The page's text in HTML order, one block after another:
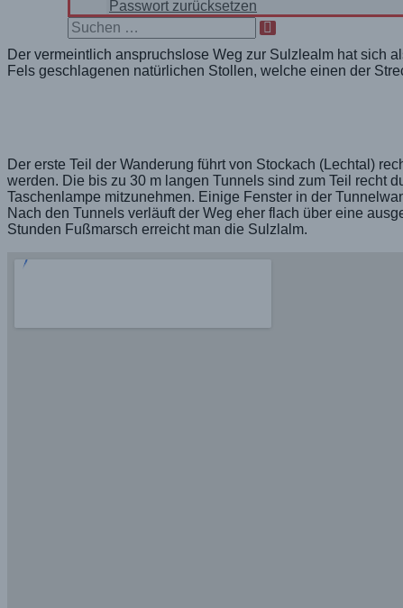
Passwort zurücksetzen
Search
for:
Der vermeintlich anspruchslose Weg zur Sulzlealm hat sich
Fels geschlagenen natürlichen Stollen, welche einen der
Der erste Teil der Wanderung führt von Stockach (Lechtal)
werden. Die bis zu 30 m langen Tunnels sind zum Teil recht
Taschenlampe mitzunehmen. Einige Fenster in der
Nach den Tunnels verläuft der Weg eher flach über eine
Stunden Fußmarsch erreicht man die Sulzlalm.